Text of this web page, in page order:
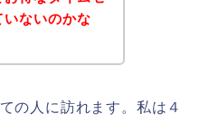
ないのかな
の人に訪れます。私は４